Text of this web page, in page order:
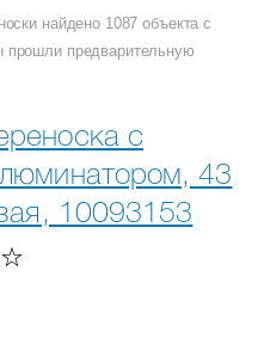
найдено 1087 объекта с
прошли предварительную
с
43
10093153